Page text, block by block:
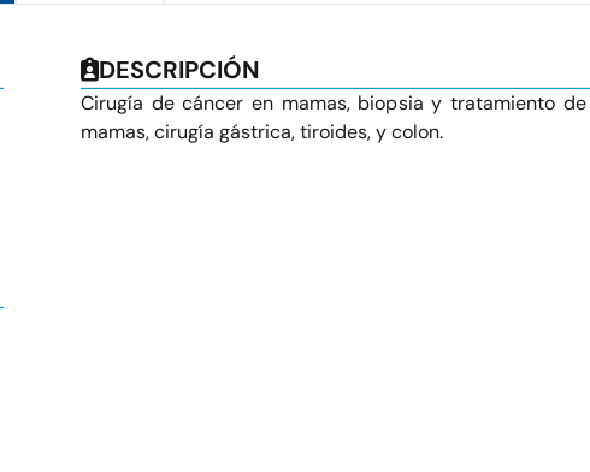
DESCRIPCIÓN
Cirugía de cáncer en mamas, biopsia y tratamiento
mamas, cirugía gástrica, tiroides, y colon.